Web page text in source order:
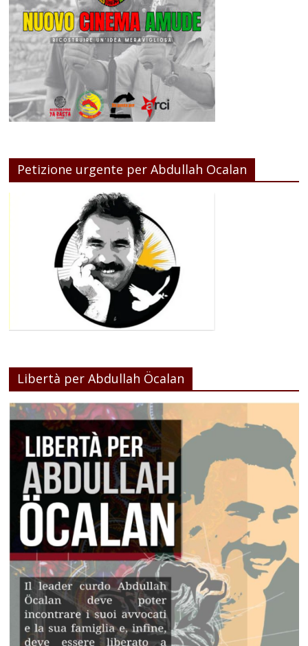
Petizione urgente per Abdullah Ocalan
Libertà per Abdullah Öcalan